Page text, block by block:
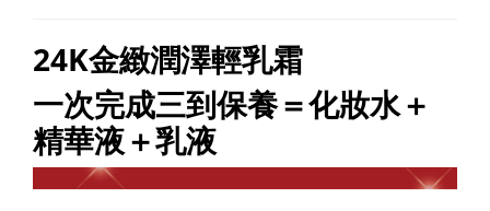
24K金緻潤澤輕乳霜
一次完成三到保養＝化妝水＋
精華液＋乳液